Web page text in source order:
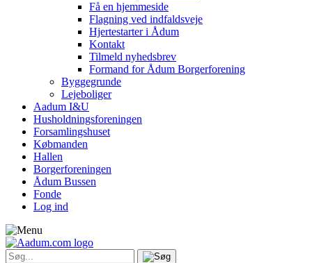
Få en hjemmeside
Flagning ved indfaldsveje
Hjertestarter i Ådum
Kontakt
Tilmeld nyhedsbrev
Formand for Ådum Borgerforening
Byggegrunde
Lejeboliger
Aadum I&U
Husholdningsforeningen
Forsamlingshuset
Købmanden
Hallen
Borgerforeningen
Ådum Bussen
Fonde
Log ind